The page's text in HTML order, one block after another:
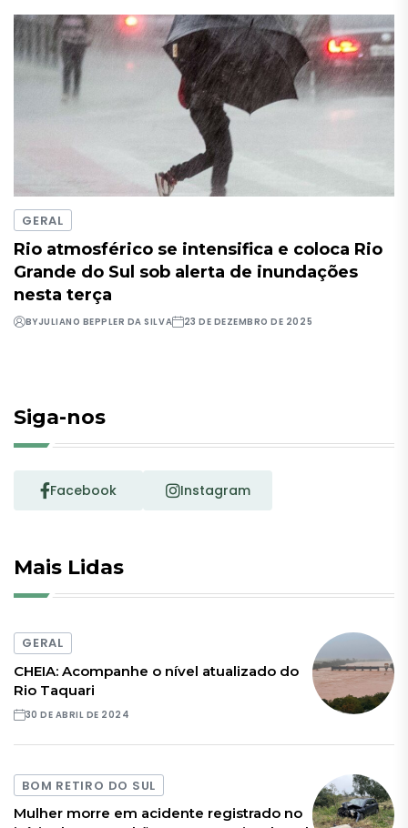
GERAL
Rio atmosférico se intensifica e coloca Rio
Grande do Sul sob alerta de inundações
nesta terça
BYJULIANO BEPPLER DA SILVA 23 DE DEZEMBRO DE 2025
Siga-nos
Facebook Instagram
Mais Lidas
GERAL
CHEIA: Acompanhe o nível atualizado do
Rio Taquari
30 DE ABRIL DE 2024
BOM RETIRO DO SUL
Mulher morre em acidente registrado no